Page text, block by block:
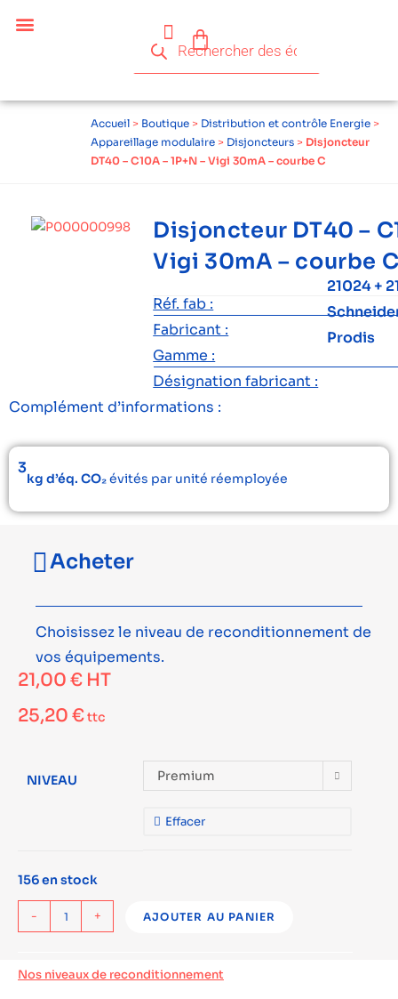
Accueil > Boutique > Distribution et contrôle Energie >
Appareillage modulaire > Disjoncteurs > Disjoncteur
DT40 – C10A – 1P+N – Vigi 30mA – courbe C
Disjoncteur DT40 –
Vigi 30mA – courbe
Réf. fab :
21024 +
Fabricant :
Gamme :
Prodis
Désignation fabricant :
Complément d’informations :
3
kg d’éq. CO₂évités par unité réemployée
Acheter
Choisissez le niveau de reconditionnement de
vos équipements.
21,00 € HT
25,20 €ttc
NIVEAU Premium
Effacer
156 en stock
- + AJOUTER AU PANIER
Nos niveaux de reconditionnement